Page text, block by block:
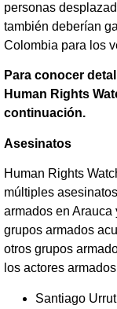
personas
también deberían
Colombia para los
Para conocer
Human Rights
continuación.
Asesinatos
Human Rights
múltiples
armados en Arauca
grupos armados
otros grupos
los actores
Santiago